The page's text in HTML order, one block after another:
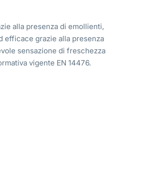
alla presenza di emollienti,
efficace grazie alla presenza
sensazione di freschezza
vigente EN 14476.